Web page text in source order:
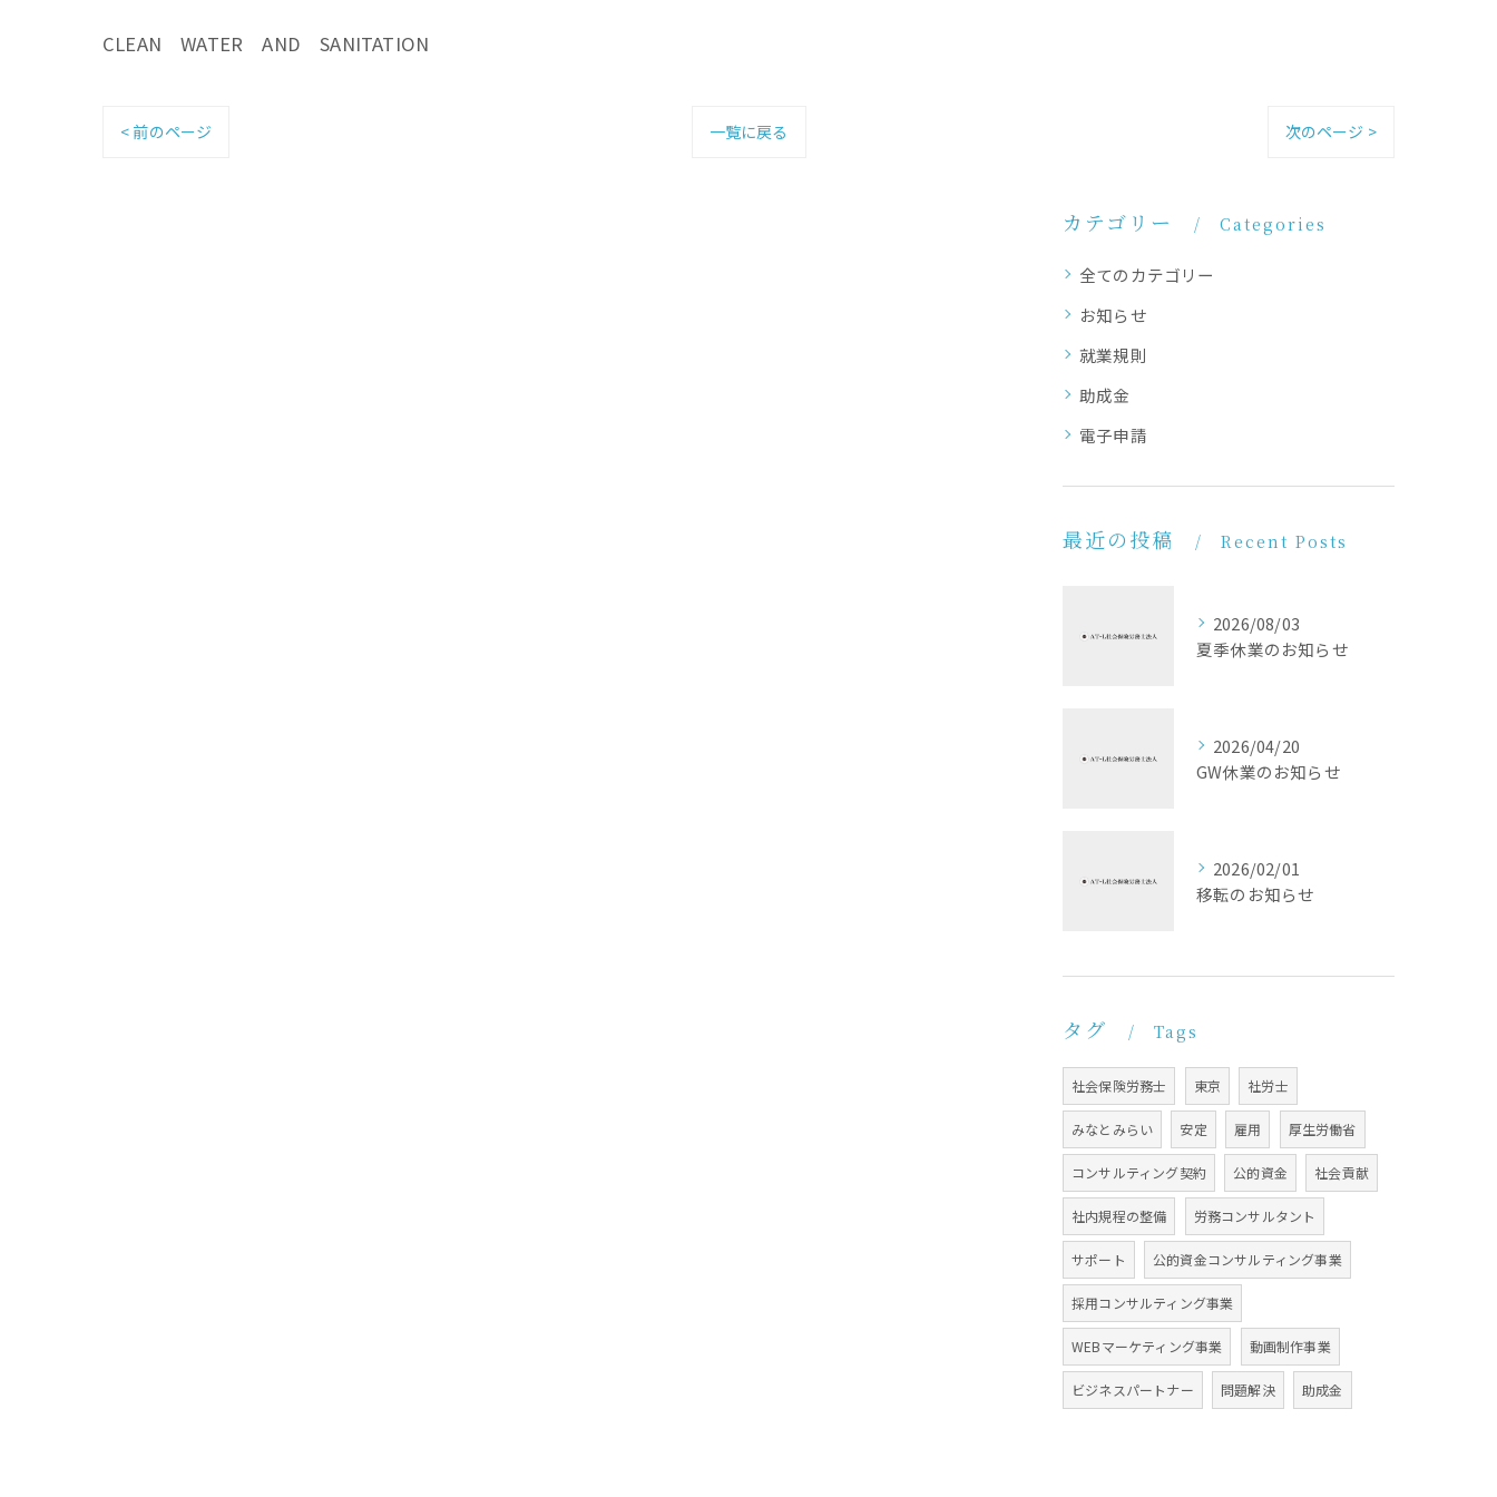
CLEAN WATER AND SANITATION
< 前のページ 一覧に戻る 次のページ >
カテゴリー Categories
全てのカテゴリー
お知らせ
就業規則
助成金
電子申請
最近の投稿 Recent Posts
2026/08/03
夏季休業のお知らせ
2026/04/20
GW休業のお知らせ
2026/02/01
移転のお知らせ
タグ Tags
社会保険労務士 東京 社労士
みなとみらい 安定 雇用 厚生労働省
コンサルティング契約 公的資金 社会貢献
社内規程の整備 労務コンサルタント
サポート 公的資金コンサルティング事業
採用コンサルティング事業
WEBマーケティング事業 動画制作事業
ビジネスパートナー 問題解決 助成金